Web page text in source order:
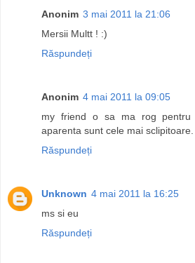
Anonim 3 mai 2011 la 21:06
Mersii Multt ! :)
Răspundeți
Anonim 4 mai 2011 la 09:05
my friend o sa ma rog pentru
aparenta sunt cele mai
Răspundeți
Unknown 4 mai 2011 la 16:25
ms si eu
Răspundeți